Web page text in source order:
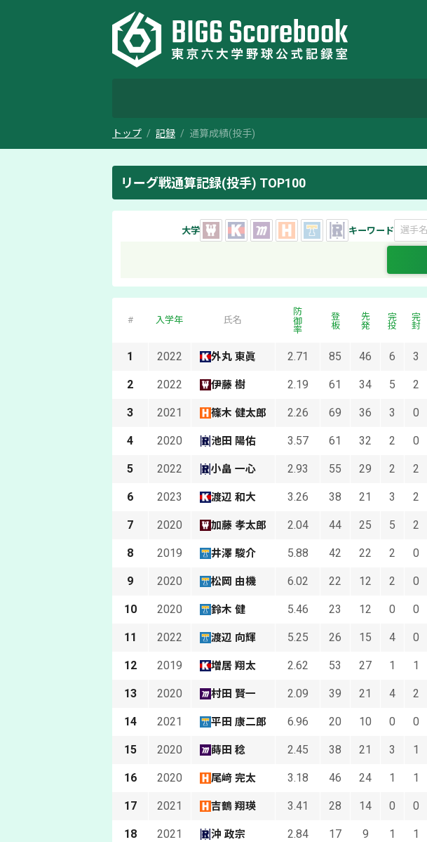
トップ 記録 通算成績(投手)
リーグ戦通算記録(投手) TOP100
大学 キーワード
# 入学年 氏名 防御率 登板 先発 完投 完封
1 2022 外丸 東眞 2.71 85 46 6 3
2 2022 伊藤 樹 2.19 61 34 5 2
3 2021 篠木 健太郎 2.26 69 36 3 0
4 2020 池田 陽佑 3.57 61 32 2 0
5 2022 小畠 一心 2.93 55 29 2 2
6 2023 渡辺 和大 3.26 38 21 3 2
7 2020 加藤 孝太郎 2.04 44 25 5 2
8 2019 井澤 駿介 5.88 42 22 2 0
9 2020 松岡 由機 6.02 22 12 2 0
10 2020 鈴木 健 5.46 23 12 0 0
11 2022 渡辺 向輝 5.25 26 15 4 0
12 2019 増居 翔太 2.62 53 27 1 1
13 2020 村田 賢一 2.09 39 21 4 2
14 2021 平田 康二郎 6.96 20 10 0 0
15 2020 蒔田 稔 2.45 38 21 3 1
16 2020 尾﨑 完太 3.18 46 24 1 1
17 2021 吉鶴 翔瑛 3.41 28 14 0 0
18 2021 沖 政宗 2.84 17 9 1 1